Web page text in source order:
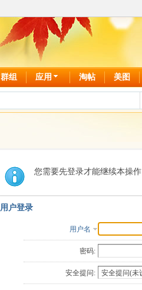
群组 应用 淘帖 美图
您需要先登录才能继续本操作
用户登录
用户名
密码:
安全提问: